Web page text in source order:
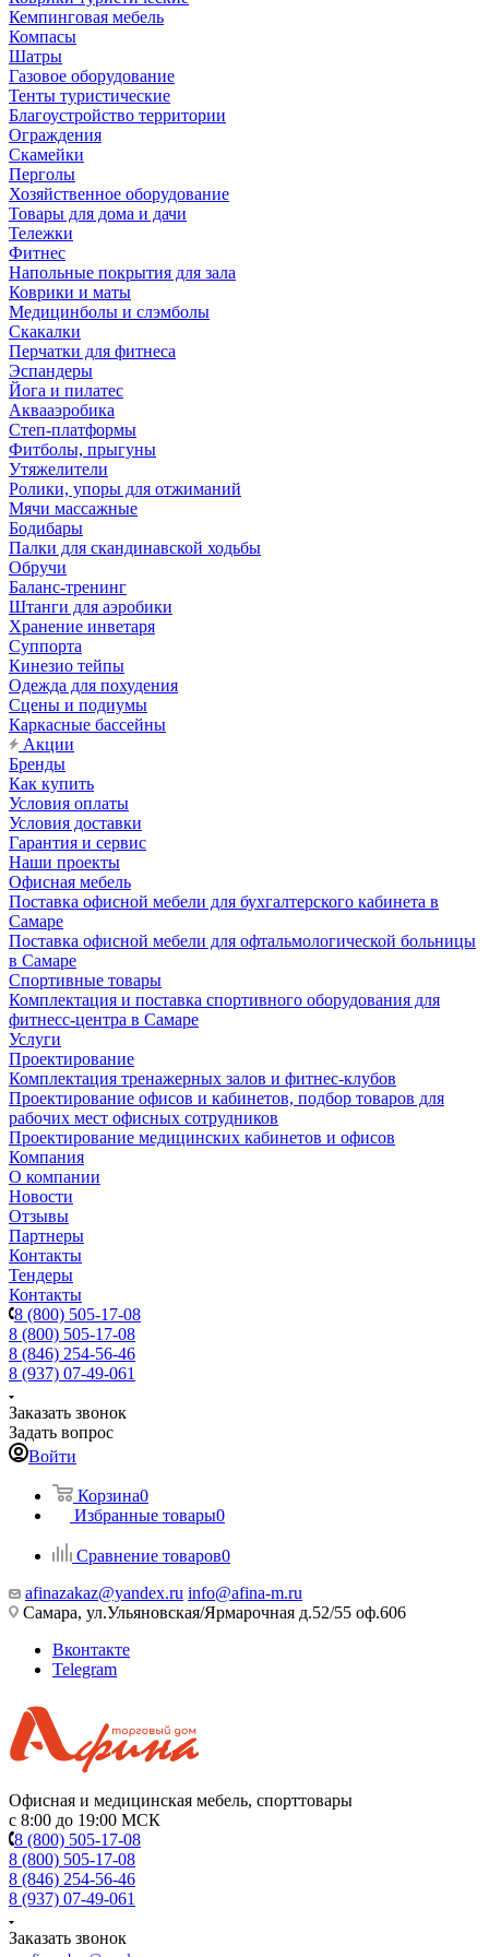
Кемпинговая мебель
Компасы
Шатры
Газовое оборудование
Тенты туристические
Благоустройство территории
Ограждения
Скамейки
Перголы
Хозяйственное оборудование
Товары для дома и дачи
Тележки
Фитнес
Напольные покрытия для зала
Коврики и маты
Медицинболы и слэмболы
Скакалки
Перчатки для фитнеса
Эспандеры
Йога и пилатес
Аквааэробика
Степ-платформы
Фитболы, прыгуны
Утяжелители
Ролики, упоры для отжиманий
Мячи массажные
Бодибары
Палки для скандинавской ходьбы
Обручи
Баланс-тренинг
Штанги для аэробики
Хранение инветаря
Суппорта
Кинезио тейпы
Одежда для похудения
Сцены и подиумы
Каркасные бассейны
Акции
Бренды
Как купить
Условия оплаты
Условия доставки
Гарантия и сервис
Наши проекты
Офисная мебель
Поставка офисной мебели для бухгалтерского кабинета в
Самаре
Поставка офисной мебели для офтальмологической больницы
в Самаре
Спортивные товары
Комплектация и поставка спортивного оборудования для
фитнесс-центра в Самаре
Услуги
Проектирование
Комплектация тренажерных залов и фитнес-клубов
Проектирование офисов и кабинетов, подбор товаров для
рабочих мест офисных сотрудников
Проектирование медицинских кабинетов и офисов
Компания
О компании
Новости
Отзывы
Партнеры
Контакты
Тендеры
Контакты
8 (800) 505-17-08
8 (800) 505-17-08
8 (846) 254-56-46
8 (937) 07-49-061
Заказать звонок
Задать вопрос
Войти
Корзина0
Избранные товары0
Сравнение товаров0
afinazakaz@yandex.ru info@afina-m.ru
Самара, ул.Ульяновская/Ярмарочная д.52/55 оф.606
Вконтакте
Telegram
Офисная и медицинская мебель, спорттовары
с 8:00 до 19:00 МСК
8 (800) 505-17-08
8 (800) 505-17-08
8 (846) 254-56-46
8 (937) 07-49-061
Заказать звонок